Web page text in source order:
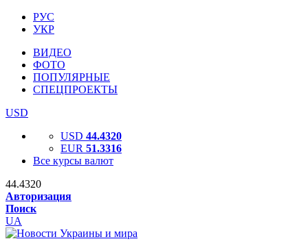
РУС
УКР
ВИДЕО
ФОТО
ПОПУЛЯРНЫЕ
СПЕЦПРОЕКТЫ
USD
USD 44.4320
EUR 51.3316
Все курсы валют
44.4320
Авторизация
Поиск
UA